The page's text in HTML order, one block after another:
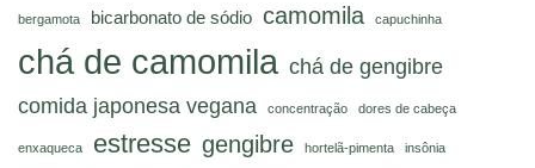
bergamota bicarbonato de sódio camomila capuchinha
chá de camomila chá de gengibre
comida japonesa vegana
concentração dores de cabeça
enxaqueca estresse gengibre hortelã-pimenta insônia